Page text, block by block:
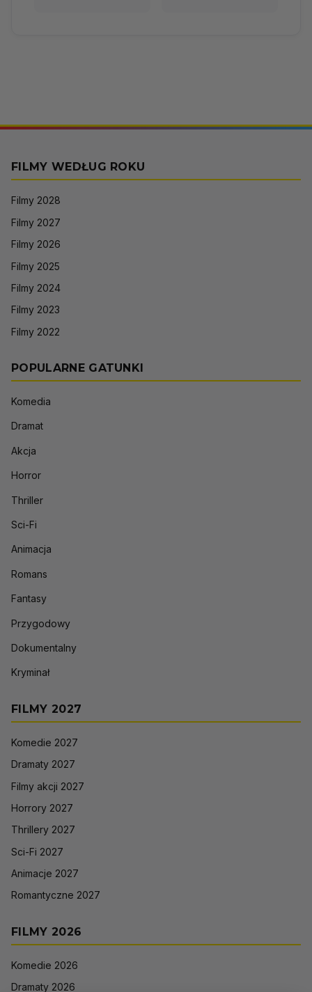
FILMY WEDŁUG ROKU
Filmy 2028
Filmy 2027
Filmy 2026
Filmy 2025
Filmy 2024
Filmy 2023
Filmy 2022
POPULARNE GATUNKI
Komedia
Dramat
Akcja
Horror
Thriller
Sci-Fi
Animacja
Romans
Fantasy
Przygodowy
Dokumentalny
Kryminał
FILMY 2027
Komedie 2027
Dramaty 2027
Filmy akcji 2027
Horrory 2027
Thrillery 2027
Sci-Fi 2027
Animacje 2027
Romantyczne 2027
FILMY 2026
Komedie 2026
Dramaty 2026